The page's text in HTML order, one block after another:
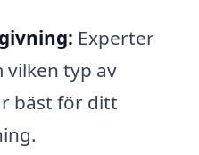
Experter
vilken typ av
bäst för ditt